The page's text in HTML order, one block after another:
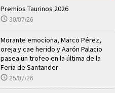
Premios Taurinos 2026
30/07/26
Morante emociona, Marco Pérez,
oreja y cae herido y Aarón Palacio
pasea un trofeo en la última de la
Feria de Santander
25/07/26